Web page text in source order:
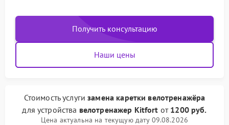
Получить консультацию
Наши цены
Стоимость услугизамена каретки велотренажёра
для устройства велотренажер Kitfort от 1200 руб.
Цена актуальна на текущую дату 09.08.2026